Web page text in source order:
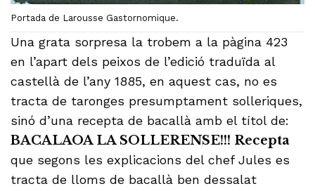
Portada de Larousse Gastornomique.
Una grata sorpresa la trobem a la pàgina 423
en l’apart dels peixos de l’edició traduïda al
castellà de l’any 1885, en aquest cas, no es
tracta de taronges presumptament solleriques,
sinó d’una recepta de bacallà amb el títol de:
BACALAOA LA SOLLERENSE!!! Recepta
que segons les explicacions del chef Jules es
tracta de lloms de bacallà ben dessalat